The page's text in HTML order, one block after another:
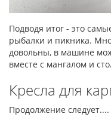
Подводя итог - это
рыбалки и пикника.
довольны, в машине
вместе с мангалом и
Кресла для
Продолжение следует....